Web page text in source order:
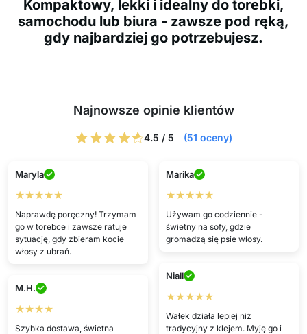
Kompaktowy, lekki i idealny do torebki,
samochodu lub biura - zawsze pod ręką,
gdy najbardziej go potrzebujesz.
Najnowsze opinie klientów
4.5 / 5 (51 oceny)
Maryla
★★★★★
Naprawdę poręczny! Trzymam
go w torebce i zawsze ratuje
sytuację, gdy zbieram kocie
włosy z ubrań.
Marika
★★★★★
Używam go codziennie -
świetny na sofy, gdzie
gromadzą się psie włosy.
Niall
★★★★★
Wałek działa lepiej niż
tradycyjny z klejem. Myję go i
M.H.
★★★★
Szybka dostawa, świetna